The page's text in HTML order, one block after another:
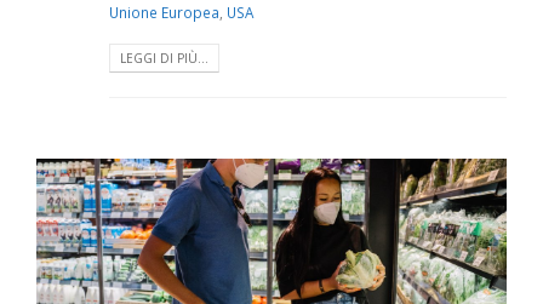
Unione Europea USA
LEGGI DI PIÙ...